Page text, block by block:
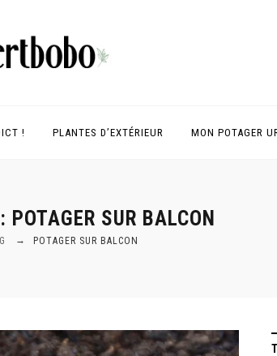
! PLANTES D’EXTÉRIEUR MON POTAGER
POTAGER SUR BALCON
→ POTAGER SUR BALCON